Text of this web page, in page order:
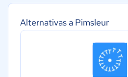
Alternativas a Pimsleur